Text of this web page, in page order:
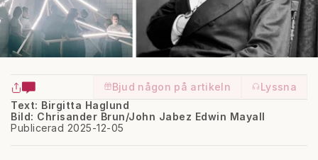
Bjud någon på artikeln
Lyssna
Text: Birgitta Haglund
Publicerad 2025-12-05
Bild: Chrisander Brun/John Jabez Edwin Mayall